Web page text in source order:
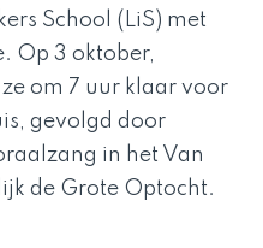
School (LiS) met
Op 3 oktober,
om 7 uur klaar voor
gevolgd door
in het Van
de Grote Optocht.